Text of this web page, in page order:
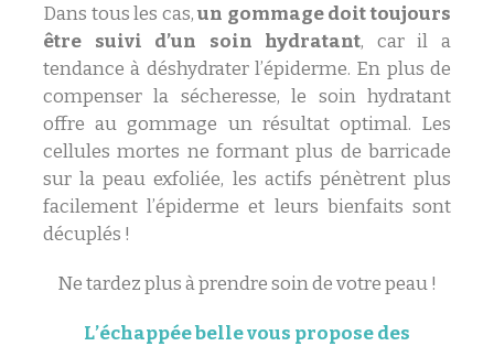
Dans tous les cas,un gommage doit toujours
être suivi d’un soin hydratant, car il a
tendance à déshydrater l’épiderme. En plus de
compenser la sécheresse, le soin hydratant
offre au gommage un résultat optimal. Les
cellules mortes ne formant plus de barricade
sur la peau exfoliée, les actifs pénètrent plus
facilement l’épiderme et leurs bienfaits sont
décuplés !
Ne tardez plus à prendre soin de votre peau !
L’échappée belle vous propose des